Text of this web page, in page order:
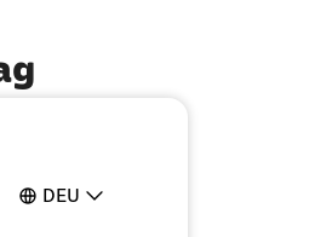
DEU